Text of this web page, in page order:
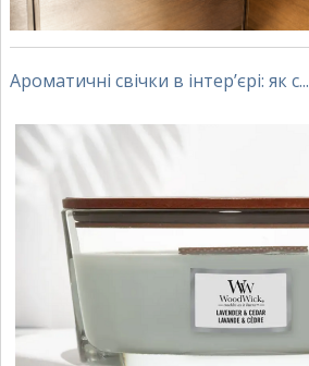
Ароматичні свічки в інтер’єрі: як с...